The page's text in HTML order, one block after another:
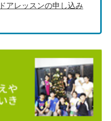
アレッスンの申し込み